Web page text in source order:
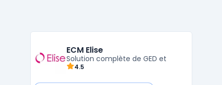
ECM Elise
Solution complète de GED et
4.5